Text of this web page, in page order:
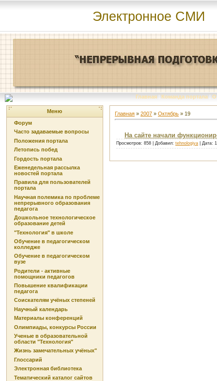
Электронное СМИ
Главная | Команда портала | О
Меню
Форум
Часто задаваемые вопросы
Положения портала
Летопись побед
Гордость портала
Еженедельная рассылка
новостей портала
Правила для пользователей
портала
Научная полемика по проблеме
непрерывного образования
педагога
Дошкольное технологическое
образование детей
"Технология" в школе
Обучение в педагогическом
колледже
Обучение в педагогическом
вузе
Родители - активные
помощники педагогов
Повышение квалификации
педагога
Соискателям учёных степеней
Научный календарь
Материалы конференций
Олимпиады, конкурсы России
Ученые в образовательной
области "Технология"
Жизнь замечательных учёных"
Глоссарий
Электронная библиотека
Тематический каталог сайтов
Главная » 2007 » Октябрь » 19
На сайте начали
Просмотров: 858 | Добавил: tehnologiya | Дата: